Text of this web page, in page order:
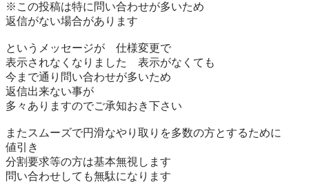
※この投稿は特に問い合わせが多いため
返信がない場合があります
というメッセージが　仕様変更で
表示されなくなりました　表示がなくても
今まで通り問い合わせが多いため
返信出来ない事が
多々ありますのでご承知おき下さい
またスムーズで円滑なやり取りを多数の方とするために
値引き
分割要求等の方は基本無視します
問い合わせしても無駄になります